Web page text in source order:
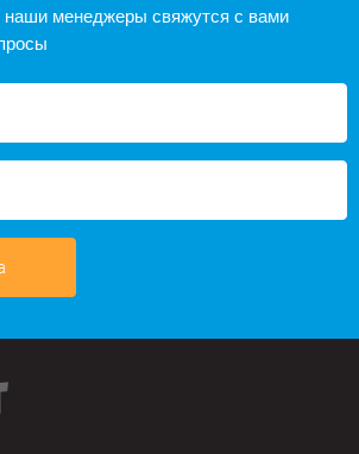
наши менеджеры свяжутся с вами